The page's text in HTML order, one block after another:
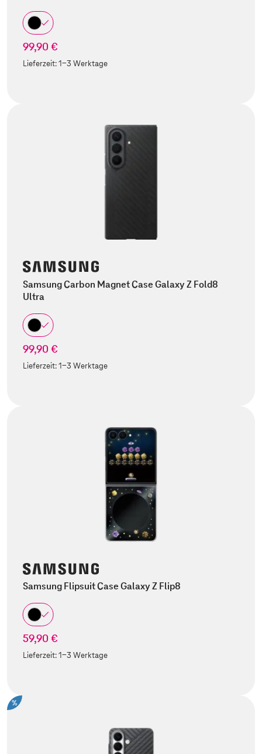
99,90 €
Lieferzeit:1-3 Werktage
Samsung Carbon Magnet Case Galaxy Z Fold8
Ultra
99,90 €
Lieferzeit:1-3 Werktage
Samsung Flipsuit Case Galaxy Z Flip8
59,90 €
Lieferzeit:1-3 Werktage
%